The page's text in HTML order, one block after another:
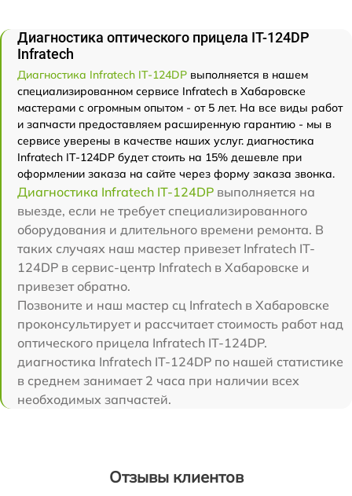
Диагностика оптического прицела IT-124DP
Infratech
Диагностика Infratech IT-124DP выполняется в нашем
специализированном сервисе Infratech в Хабаровске
мастерами с огромным опытом - от 5 лет. На все виды работ
и запчасти предоставляем расширенную гарантию - мы в
сервисе уверены в качестве наших услуг. диагностика
Infratech IT-124DP будет стоить на 15% дешевле при
оформлении заказа на сайте через форму заказа звонка.
Диагностика Infratech IT-124DP выполняется на
выезде, если не требует специализированного
оборудования и длительного времени ремонта. В
таких случаях наш мастер привезет Infratech IT-
124DP в сервис-центр Infratech в Хабаровске и
привезет обратно.
Позвоните и наш мастер сц Infratech в Хабаровске
проконсультирует и рассчитает стоимость работ над
оптического прицела Infratech IT-124DP.
диагностика Infratech IT-124DP по нашей статистике
в среднем занимает 2 часа при наличии всех
необходимых запчастей.
Отзывы клиентов